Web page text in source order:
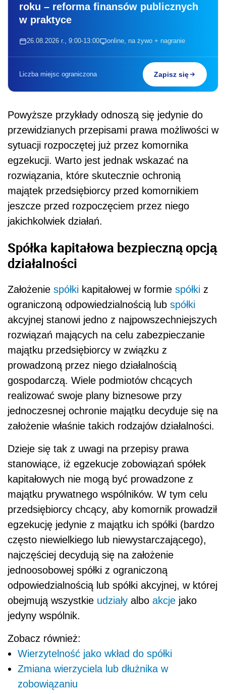
roku – reforma finansów publicznych
w praktyce
26.08.2026 r., 9:00-13:00 online, na żywo + nagranie
Liczba miejsc ograniczona Zapisz się
Powyższe przykłady odnoszą się jedynie do
przewidzianych przepisami prawa możliwości w
sytuacji rozpoczętej już przez komornika
egzekucji. Warto jest jednak wskazać na
rozwiązania, które skutecznie ochronią
majątek przedsiębiorcy przed komornikiem
jeszcze przed rozpoczęciem przez niego
jakichkolwiek działań.
Spółka kapitałowa bezpieczną opcją
działalności
Założenie spółki kapitałowej w formie spółki z
ograniczoną odpowiedzialnością lub spółki
akcyjnej stanowi jedno z najpowszechniejszych
rozwiązań mających na celu zabezpieczanie
majątku przedsiębiorcy w związku z
prowadzoną przez niego działalnością
gospodarczą. Wiele podmiotów chcących
realizować swoje plany biznesowe przy
jednoczesnej ochronie majątku decyduje się na
założenie właśnie takich rodzajów działalności.
Dzieje się tak z uwagi na przepisy prawa
stanowiące, iż egzekucje zobowiązań spółek
kapitałowych nie mogą być prowadzone z
majątku prywatnego wspólników. W tym celu
przedsiębiorcy chcący, aby komornik prowadził
egzekucję jedynie z majątku ich spółki (bardzo
często niewielkiego lub niewystarczającego),
najczęściej decydują się na założenie
jednoosobowej spółki z ograniczoną
odpowiedzialnością lub spółki akcyjnej, w której
obejmują wszystkie udziały albo akcje jako
jedyny wspólnik.
Zobacz również:
Wierzytelność jako wkład do spółki
Zmiana wierzyciela lub dłużnika w
zobowiązaniu